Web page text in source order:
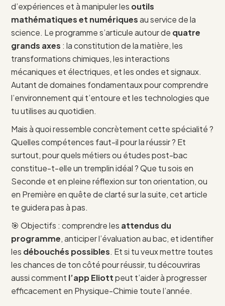
d’expériences et à manipuler les outils
mathématiques et numériquesau service de la
science. Le programme s’articule autour de quatre
grands axes : la constitution de la matière, les
transformations chimiques, les interactions
mécaniques et électriques, et les ondes et signaux.
Autant de domaines fondamentaux pour comprendre
l’environnement qui t’entoure et les technologies que
tu utilises au quotidien.
Mais à quoi ressemble concrètement cette spécialité ?
Quelles compétences faut-il pour la réussir ? Et
surtout, pour quels métiers ou études post-bac
constitue-t-elle un tremplin idéal ? Que tu sois en
Seconde et en pleine réflexion sur ton orientation, ou
en Première en quête de clarté sur la suite, cet article
te guidera pas à pas.
🎯 Objectifs : comprendre les attendus du
programme, anticiper l’évaluation au bac, et identifier
les débouchés possibles. Et si tu veux mettre toutes
les chances de ton côté pour réussir, tu découvriras
aussi comment l’app Eliottpeut t’aider à progresser
efficacement en Physique-Chimie toute l’année.